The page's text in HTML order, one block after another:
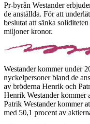
Pr-byrån Westander
de anställda. För att
beslutat att sänka
miljoner kronor.
Westander kommer under
nyckelpersoner bland de
av bröderna Henrik och
Henrik Westander kommer
Patrik Westander kommer
med 50,1 procent av